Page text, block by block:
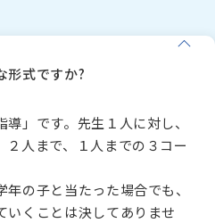
形式ですか?
」です。先生１人に対し、
２人まで、１人までの３コー
年の子と当たった場合でも、
いくことは決してありませ